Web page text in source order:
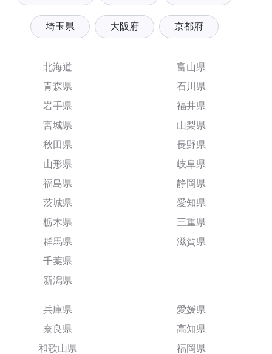
埼玉県 大阪府 京都府
北海道
青森県
岩手県
宮城県
秋田県
山形県
福島県
茨城県
栃木県
群馬県
千葉県
新潟県
富山県
石川県
福井県
山梨県
長野県
岐阜県
静岡県
愛知県
三重県
滋賀県
兵庫県
奈良県
和歌山県
愛媛県
高知県
福岡県